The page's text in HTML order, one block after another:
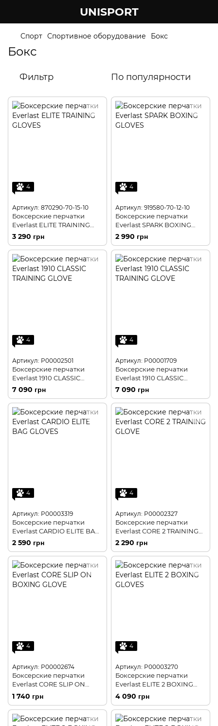
UNISPORT
Спорт Спортивное оборудование Бокс
Бокс
Фильтр По популярности
4
Артикул: 870290-70-15-10
Боксерские перчатки
Everlast ELITE TRAINING
GLOVES
3 290 грн
4
Артикул: 919580-70-12-10
Боксерские перчатки
Everlast SPARK BOXING
GLOVES
2 990 грн
4
Артикул: P00002501
Боксерские перчатки
Everlast 1910 CLASSIC
TRAINING GLOVE
7 090 грн
4
Артикул: P00001709
Боксерские перчатки
Everlast 1910 CLASSIC
TRAINING GLOVE
7 090 грн
4
Артикул: P00003319
Боксерские перчатки
Everlast CARDIO ELITE BAG
GLOVES
2 590 грн
4
Артикул: P00002327
Боксерские перчатки
Everlast CORE 2 TRAINING
GLOVE
2 290 грн
4
Артикул: P00002674
Боксерские перчатки
Everlast CORE SLIP ON
BOXING GLOVE
1 740 грн
4
Артикул: P00003270
Боксерские перчатки
Everlast ELITE 2 BOXING
GLOVES
4 090 грн